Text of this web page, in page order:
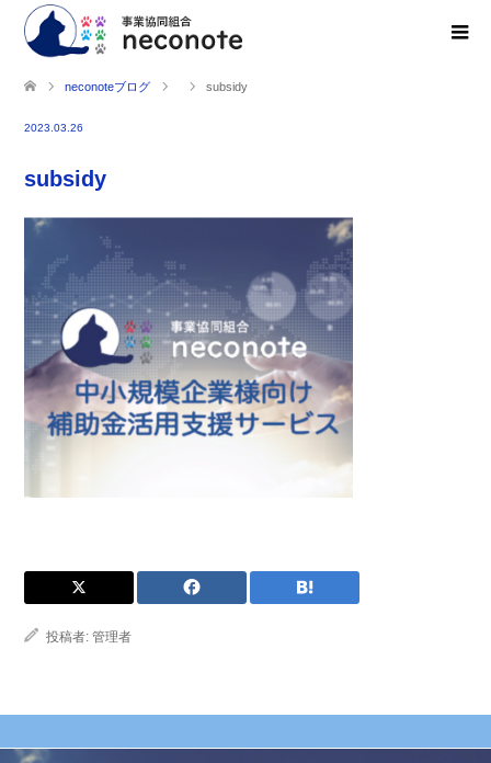
neconoteブログ subsidy
2023.03.26
subsidy
投稿者: 管理者